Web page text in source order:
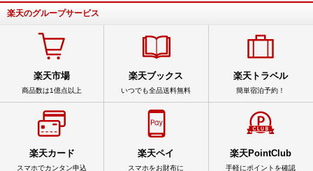
楽天のグループサービス
楽天市場
商品数は1億点以上
楽天ブックス
いつでも全品送料無料
楽天トラベル
簡単宿泊予約！
楽天カード
スマホでカンタン申込
楽天ペイ
スマホをお財布に
楽天PointClub
手軽にポイントを確認